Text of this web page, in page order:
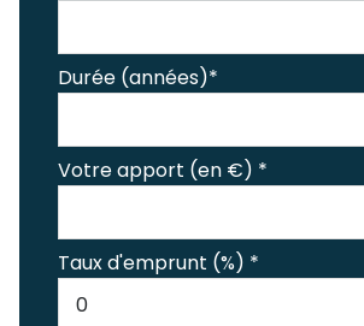
Durée (années)*
Votre apport (en €) *
Taux d'emprunt (%) *